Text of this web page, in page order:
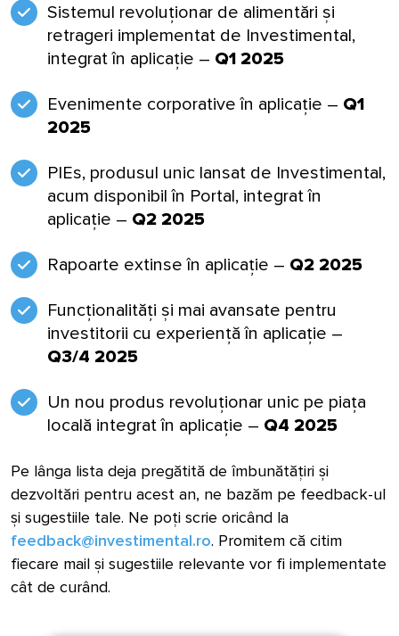
Sistemul revoluționar de alimentări și
retrageri implementat de Investimental,
integrat în aplicație – Q1 2025
Evenimente corporative în aplicație – Q1
2025
PIEs, produsul unic lansat de Investimental,
acum disponibil în Portal, integrat în
aplicație – Q2 2025
Rapoarte extinse în aplicație – Q2 2025
Funcționalități și mai avansate pentru
investitorii cu experiență în aplicație –
Q3/4 2025
Un nou produs revoluționar unic pe piața
locală integrat în aplicație – Q4 2025
Pe lânga lista deja pregătită de îmbunătățiri și
dezvoltări pentru acest an, ne bazăm pe feedback-ul
și sugestiile tale. Ne poți scrie oricând la
feedback@investimental.ro. Promitem că citim
fiecare mail și sugestiile relevante vor fi implementate
cât de curând.